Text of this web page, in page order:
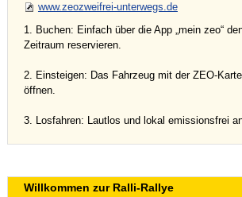
www.zeozweifrei-unterwegs.de
1. Buchen: Einfach über die App „mein zeo“
Zeitraum reservieren.
2. Einsteigen: Das Fahrzeug mit der ZEO-
öffnen.
3. Losfahren: Lautlos und lokal emissionsfrei
Willkommen zur Ralli-Rallye